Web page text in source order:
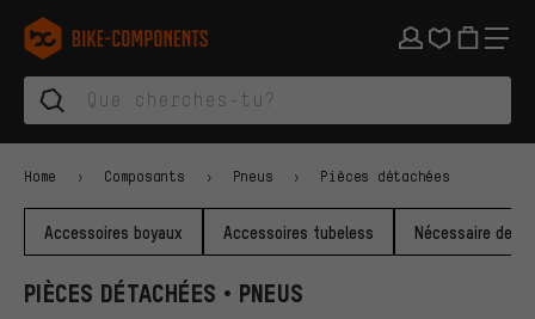
Aller à la navigation principale
Aller à la navigation des catégories
Aller au contenu
Aller aux marques et à la newsletter
Aller au pied de page
bike-components.de Page d'accueil
Home Composants Pneus Pièces détachées
Accessoires boyaux Accessoires tubeless Nécessaire de
PIÈCES DÉTACHÉES • PNEUS